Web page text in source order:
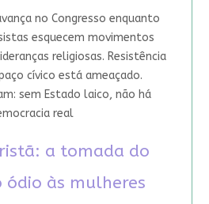
no Congresso enquanto
esquecem movimentos
religiosas. Resistência
cívico está ameaçado.
sem Estado laico, não há
real
a tomada do
ódio às mulheres